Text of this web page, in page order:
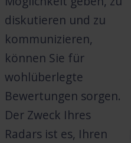
diskutieren und zu
kommunizieren,
können Sie für
wohlüberlegte
Bewertungen sorgen.
Der Zweck Ihres
Radars ist es, Ihren